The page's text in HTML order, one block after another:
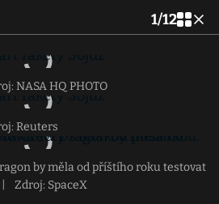
1/12
NASA HQ PHOTO
Reuters
by měla od příštího roku testovat
Zdroj: SpaceX